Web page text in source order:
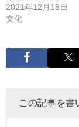
2021年12月18日
文化
この記事を書